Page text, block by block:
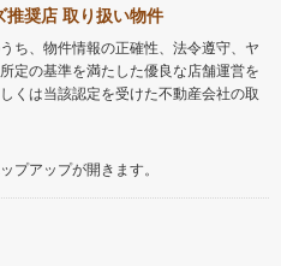
推奨店 取り扱い物件
ち、物件情報の正確性、法令遵守、ヤ
定の基準を満たした優良な店舗運営を
くは当該認定を受けた不動産会社の取
プアップが開きます。